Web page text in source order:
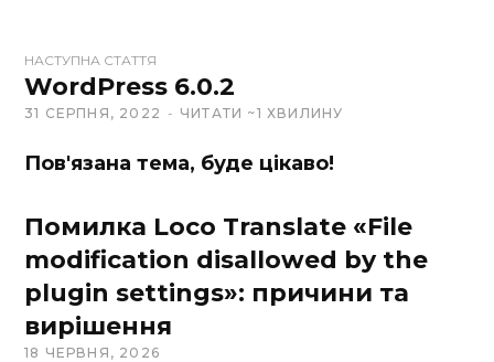
НАСТУПНА СТАТТЯ
WordPress 6.0.2
31 СЕРПНЯ, 2022 ЧИТАТИ ~1 ХВИЛИНУ
Пов'язана тема, буде цікаво!
Помилка Loco Translate «File
modification disallowed by the
plugin settings»: причини та
вирішення
18 ЧЕРВНЯ, 2026